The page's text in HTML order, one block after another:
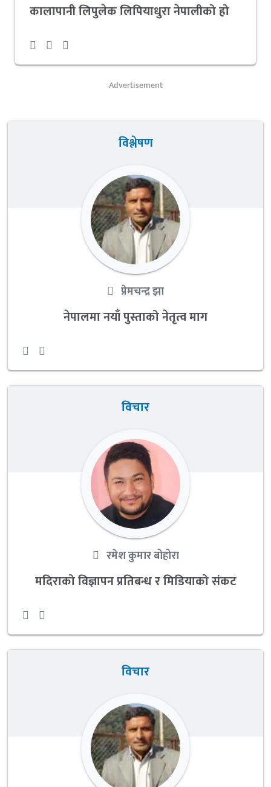
कालापानी लिपुलेक लिपियाधुरा नेपालीको हो
Advertisement
विश्लेषण
प्रेमचन्द्र झा
नेपालमा नयाँ पुस्ताको नेतृत्व माग
विचार
रमेश कुमार बोहोरा
मदिराको विज्ञापन प्रतिबन्ध र मिडियाको संकट
विचार